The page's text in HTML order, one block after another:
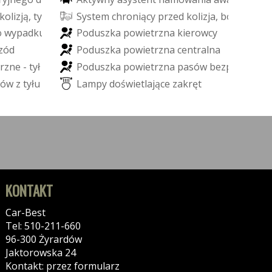
kolizją, ty System chroniący przed kolizja, bo
wypadku Poduszka powietrzna kierowcy
ód Poduszka powietrzna centralna
rzne - tył Poduszka powietrzna pasów bezp
ów z tyłu Lampy doświetlające zakręt
KONTAKT
Car-Best
Tel: 510-211-660
96-300 Żyrardów
Jaktorowska 24
Kontakt: przez formularz